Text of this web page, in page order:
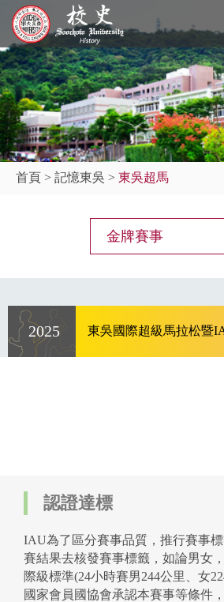
首頁 > 記憶東吳 > 東吳超馬
金牌賽事
2025 東吳國際超級馬拉松暨
認證達標
IAU為了區分賽事品質，推行賽事
賽結果去核發賽事標籤，如論男女
際級標準(24小時賽男244公里、女
國家會員國協會承認本賽事等條件